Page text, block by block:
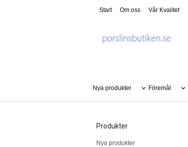
Start Om oss Vår Kvalitet
Nya produkter Föremål
Produkter
Nya produkter